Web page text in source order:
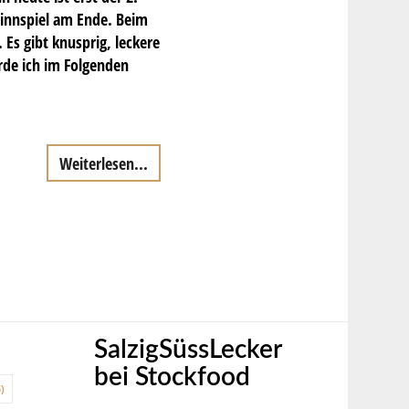
am Ende. Beim
gibt knusprig, leckere
ich im Folgenden
Weiterlesen...
SalzigSüssLecker
bei Stockfood